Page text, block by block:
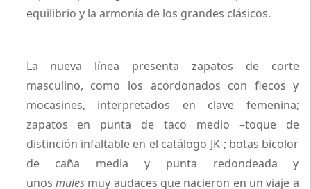
equilibrio y la armonía de los grandes clásicos.
La nueva línea presenta zapatos de corte
masculino, como los acordonados con flecos y
mocasines, interpretados en clave femenina;
zapatos en punta de taco medio –toque de
distinción infaltable en el catálogo JK-; botas bicolor
de caña media y punta redondeada y
unos mulesmuy audaces que nacieron en un viaje a